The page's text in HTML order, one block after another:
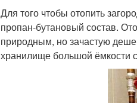
Для того чтобы отопить
пропан-бутановый состав.
природным, но зачастую
хранилище большой ёмкости